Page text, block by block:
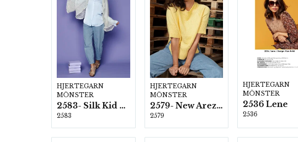
HJERTEGARN
MÖNSTER
2583- Silk Kid Mohair
2583
HJERTEGARN
MÖNSTER
2579- New Arezzo
2579
HJERTEGARN
MÖNSTER
2536 Lene
2536